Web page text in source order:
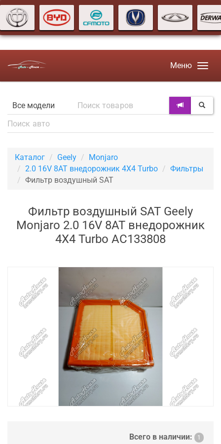
Меню
Каталог Geely
Monjaro
2.0 16V 8AT внедорожник 4X4 Turbo
Фильтры
Фильтр воздушный SAT
Фильтр воздушный SAT Geely
Monjaro 2.0 16V 8AT внедорожник
4X4 Turbo AC133808
Всего в наличии: 1